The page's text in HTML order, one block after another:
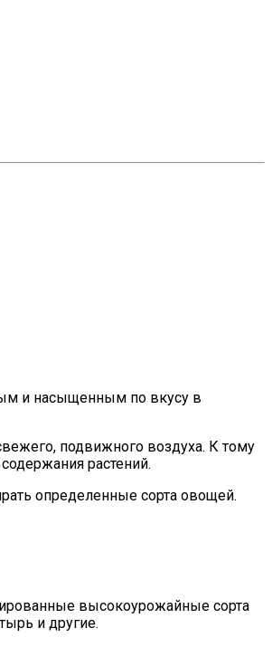
и насыщенным по вкусу в
подвижного воздуха. К тому
растений.
определенные сорта овощей.
высокоурожайные сорта
и другие.